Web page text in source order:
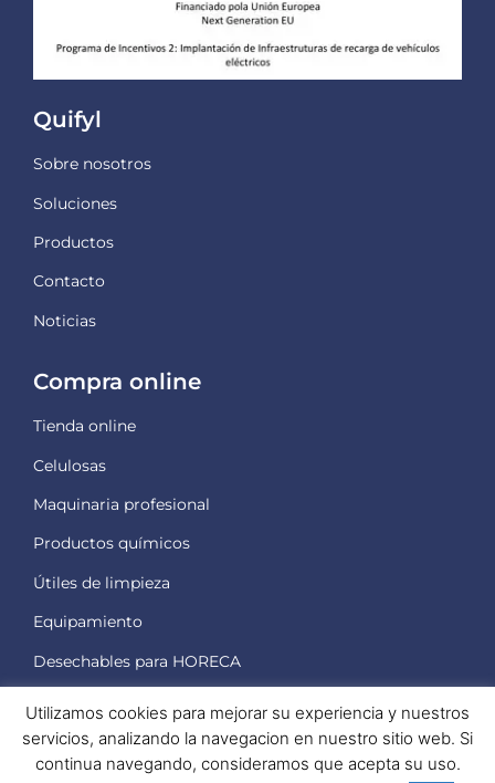
Quifyl
Sobre nosotros
Soluciones
Productos
Contacto
Noticias
Compra online
Tienda online
Celulosas
Maquinaria profesional
Productos químicos
Útiles de limpieza
Equipamiento
Desechables para HORECA
Profesionales
Acceso mayoristas
Utilizamos cookies para mejorar su experiencia y nuestros
servicios, analizando la navegacion en nuestro sitio web. Si
continua navegando, consideramos que acepta su uso.